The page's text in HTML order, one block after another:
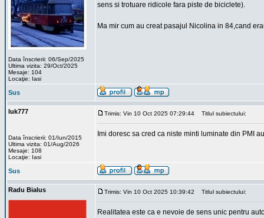
Data înscrierii: 06/Sep/2025
Ultima vizita: 29/Oct/2025
Mesaje: 104
Locaţie: Iasi
sens si trotuare ridicole fara piste de biciclete).
Ma mir cum au creat pasajul Nicolina in 84,cand
Sus
luk777
Data înscrierii: 01/Iun/2015
Ultima vizita: 01/Aug/2026
Mesaje: 108
Locaţie: Iasi
Trimis: Vin 10 Oct 2025 07:29:44 Titlul subiectului:
Imi doresc sa cred ca niste minti luminate din PMI
Sus
Radu Bialus Trimis: Vin 10 Oct 2025 10:39:42 Titlul subiectului:
Realitatea este ca e nevoie de sens unic pentru